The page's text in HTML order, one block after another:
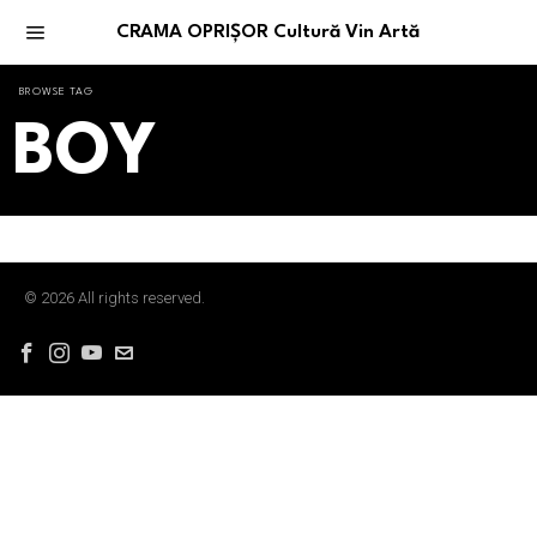
CRAMA OPRIȘOR Cultură Vin Artă
BROWSE TAG
BOY
© 2026 All rights reserved.